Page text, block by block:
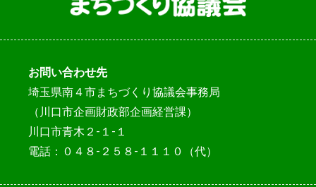
お問い合わせ先
埼玉県南４市まちづくり協議会事務局
（川口市企画財政部企画経営課）
川口市青木２-１-１
電話：０４８-２５８-１１１０（代）